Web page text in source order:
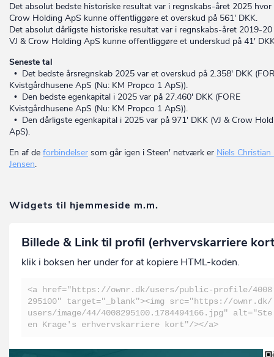
Det absolut bedste historiske resultat var i regnskabs-året 2025 hvor
Crow Holding ApS kunne offentliggøre et overskud på 561' DKK.
Det absolut dårligste historiske resultat var i regnskabs-året 2019-
VJ & Crow Holding ApS kunne offentliggøre et underskud på 41'
Seneste tal
• Det bedste årsregnskab 2025 var et overskud på 2.358' DKK
Kvistgårdhusene ApS (Nu: KM Propco 1 ApS)).
• Den bedste egenkapital i 2025 var på 27.460' DKK (FORE
Kvistgårdhusene ApS (Nu: KM Propco 1 ApS)).
• Den dårligste egenkapital i 2025 var på 971' DKK (VJ & Crow
ApS).
En af de forbindelser som går igen i Steen' netværk er Niels Christian
Jensen.
Widgets til hjemmeside m.m.
Billede & Link til profil (erhvervskarriere
klik i boksen her under for at kopiere HTML-koden.
<a href="https://ownr.dk/users/public-profile/4008
295100" target="_blank"><img src="https://ownr.dk/
users/image/44/4008295100.1784494166.jpg" alt="Ste
en Krage's erhvervskarriere kort"/></a>